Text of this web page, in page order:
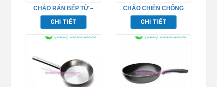
CHẢO RÁN BẾP TỪ –
TP696218
CHI TIẾT
CHẢO CHIÊN CHỐNG
DÍNH 2 ĐÁY TP696226
CHI TIẾT